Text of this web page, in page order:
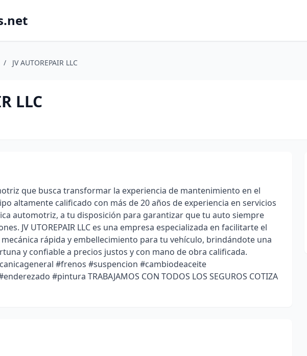
/ JV AUTOREPAIR LLC
LLC
que busca transformar la experiencia de mantenimiento en el
altamente calificado con más de 20 años de experiencia en servicios
automotriz, a tu disposición para garantizar que tu auto siempre
JV UTOREPAIR LLC es una empresa especializada en facilitarte el
rápida y embellecimiento para tu vehículo, brindándote una
y confiable a precios justos y con mano de obra calificada.
#frenos #suspencion #cambiodeaceite
#pintura TRABAJAMOS CON TODOS LOS SEGUROS COTIZA